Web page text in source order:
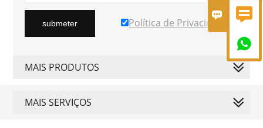
 

submeter Política de Privacidade
MAIS PRODUTOS
MAIS SERVIÇOS